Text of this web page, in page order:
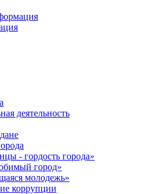
деятельность
- гордость города»
город»
молодежь»
коррупции